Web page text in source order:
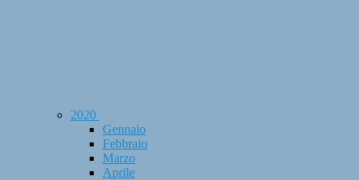
2020
Gennaio
Febbraio
Marzo
Aprile